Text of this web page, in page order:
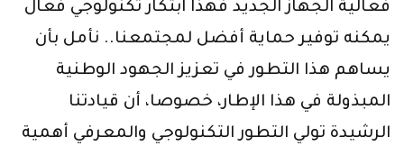
فعالية الجهاز الجديد فهذا ابتكار تكنولوجي فعال
يمكنه توفير حماية أفضل لمجتمعنا.. نأمل بأن
يساهم هذا التطور في تعزيز الجهود الوطنية
المبذولة في هذا الإطار، خصوصا، أن قيادتنا
الرشيدة تولي التطور التكنولوجي والمعرفي أهمية